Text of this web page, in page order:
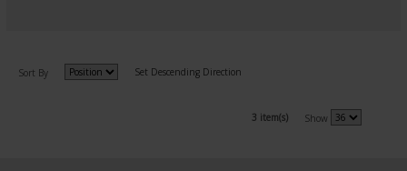
Sort By Set Descending Direction
3 item(s) Show